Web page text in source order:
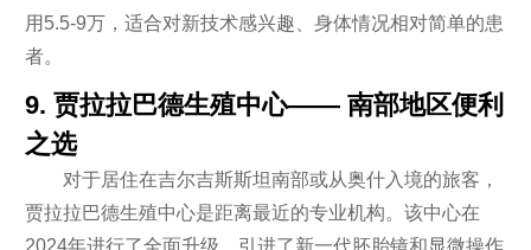
用5.5-9万，适合对新技术感兴趣、身体情况相对简单的患
者。
9. 贾拉拉巴德生殖中心—— 南部地区便利
之选
对于居住在吉尔吉斯斯坦南部或从奥什入境的旅客，
贾拉拉巴德生殖中心是距离最近的专业机构。该中心在
2024年进行了全面升级，引进了新一代胚胎镜和显微操作